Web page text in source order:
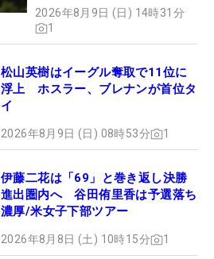
2026年8月9日 (日) 14時31分
1
松山英樹はイーグル奪取で11位に
浮上 ホスラー、ブレナンが首位タ
イ
2026年8月9日 (日) 08時53分 1
伊藤二花は「69」と巻き返し決勝
進出圏内へ 谷田侑里香は予選落ち
濃厚/米女子下部ツアー
2026年8月8日 (土) 10時15分 1